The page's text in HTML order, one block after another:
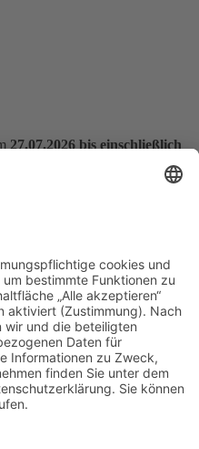
27.07.2026 bis einschließlich
31.07.2026:
unbedingt telefonisch einen
bis 14.08.2026:
Besuch unbedingt
den gewohnten